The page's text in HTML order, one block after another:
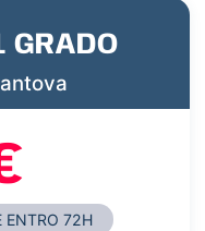
GRADO
ENTRO 72H